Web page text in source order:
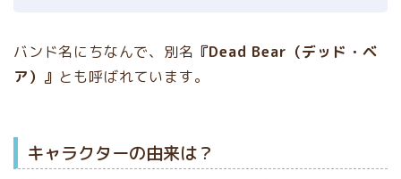
バンド名にちなんで、別名 『Dead Bear（デッド・ベ
ア）』 とも呼ばれています。
キャラクターの由来は？